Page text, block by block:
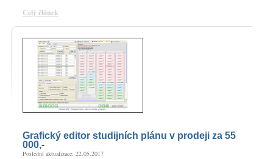
Celý článek
Grafický editor studijních plánu v prodeji za 55
000,-
Poslední aktualizace: 22.05.2017